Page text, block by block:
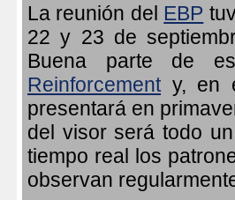
La reunión del EBP
22 y 23 de
Buena parte de
Reinforcementy, en
presentará en
del visor será todo
tiempo real los
observan